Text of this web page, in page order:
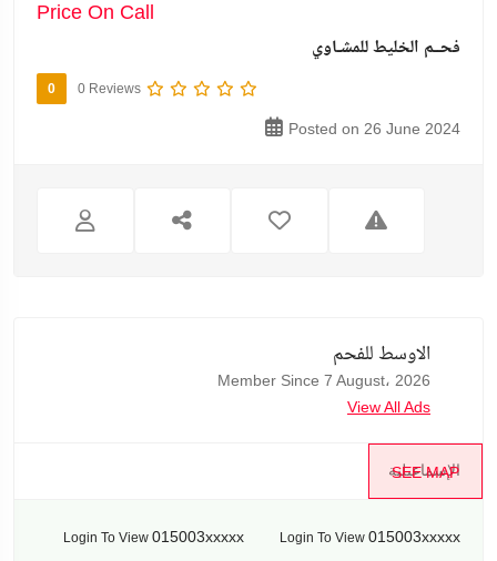
Price On Call
فحــم الخليط للمشـاوي
0 0 Reviews
Posted on 26 June 2024
الاوسط للفحم
Member Since 7 August، 2026
View All Ads
SEE MAP
الإسماعيلية
Login To View 015003xxxxx Login To View 015003xxxxx